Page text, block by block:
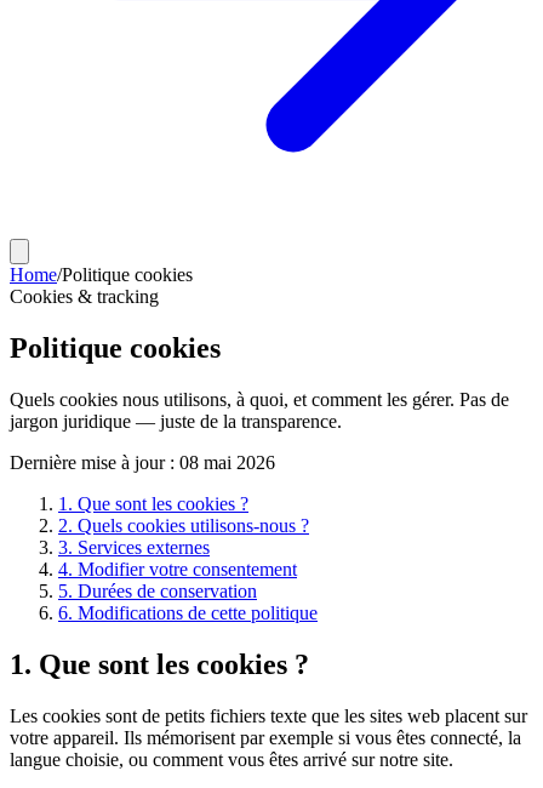
Home/Politique cookies
Cookies & tracking
Politique cookies
Quels cookies nous utilisons, à quoi, et comment les gérer. Pas de
jargon juridique — juste de la transparence.
Dernière mise à jour : 08 mai 2026
1. Que sont les cookies ?
2. Quels cookies utilisons-nous ?
3. Services externes
4. Modifier votre consentement
5. Durées de conservation
6. Modifications de cette politique
1. Que sont les cookies ?
Les cookies sont de petits fichiers texte que les sites web placent sur
votre appareil. Ils mémorisent par exemple si vous êtes connecté, la
langue choisie, ou comment vous êtes arrivé sur notre site.